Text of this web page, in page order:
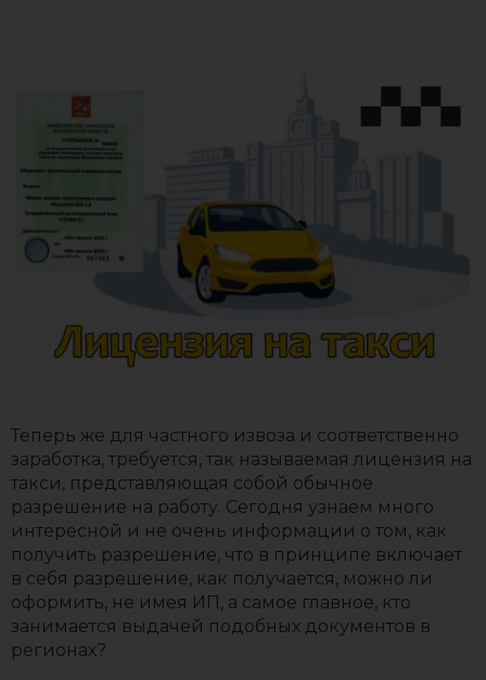
Теперь же для частного извоза и соответственно
заработка, требуется, так называемая лицензия на
такси, представляющая собой обычное
разрешение на работу. Сегодня узнаем много
интересной и не очень информации о том, как
получить разрешение, что в принципе включает
в себя разрешение, как получается, можно ли
оформить, не имея ИП, а самое главное, кто
занимается выдачей подобных документов в
регионах?